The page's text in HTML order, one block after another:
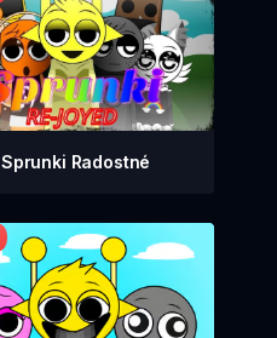
Sprunki Radostné